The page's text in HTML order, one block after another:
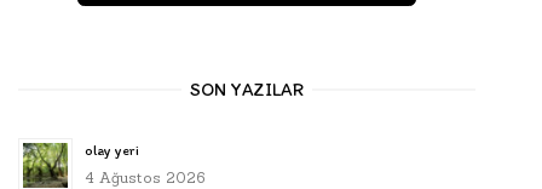
SON YAZILAR
olay yeri
4 Ağustos 2026